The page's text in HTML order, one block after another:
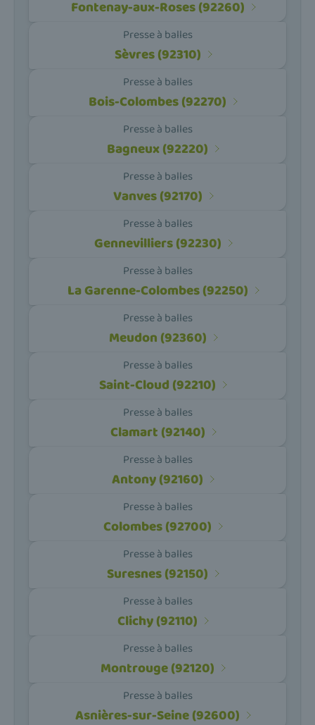
Fontenay-aux-Roses (92260)
Presse à balles
Sèvres (92310)
Presse à balles
Bois-Colombes (92270)
Presse à balles
Bagneux (92220)
Presse à balles
Vanves (92170)
Presse à balles
Gennevilliers (92230)
Presse à balles
La Garenne-Colombes (92250)
Presse à balles
Meudon (92360)
Presse à balles
Saint-Cloud (92210)
Presse à balles
Clamart (92140)
Presse à balles
Antony (92160)
Presse à balles
Colombes (92700)
Presse à balles
Suresnes (92150)
Presse à balles
Clichy (92110)
Presse à balles
Montrouge (92120)
Presse à balles
Asnières-sur-Seine (92600)